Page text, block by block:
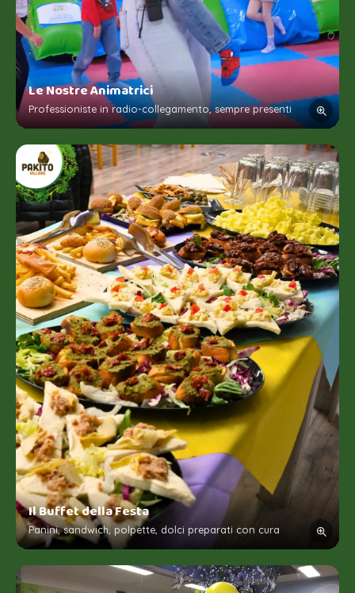
Le Nostre Animatrici
Professioniste in radio-collegamento, sempre presenti
Il Buffet della Festa
Panini, sandwich, polpette, dolci preparati con cura